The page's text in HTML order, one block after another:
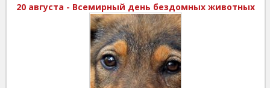
20 августа - Всемирный день бездомных животных